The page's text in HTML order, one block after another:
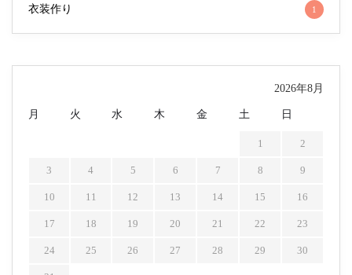
衣装作り 1
2026年8月
月 火 水 木 金 土 日
1 2
3 4 5 6 7 8 9
10 11 12 13 14 15 16
17 18 19 20 21 22 23
24 25 26 27 28 29 30